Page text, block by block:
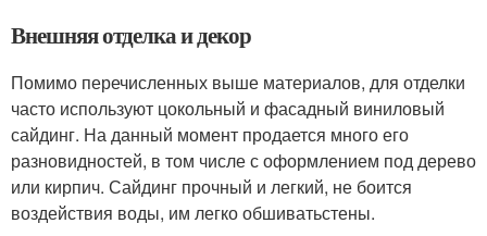
Внешняя отделка и декор
Помимо перечисленных выше материалов, для отделки
часто используют цокольный и фасадный виниловый
сайдинг. На данный момент продается много его
разновидностей, в том числе с оформлением под дерево
или кирпич. Сайдинг прочный и легкий, не боится
воздействия воды, им легко обшиватьстены.